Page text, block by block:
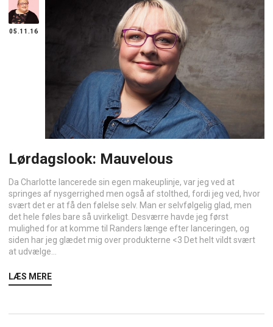
05.11.16
Lørdagslook: Mauvelous
Da Charlotte lancerede sin egen makeuplinje, var jeg ved at
springes af nysgerrighed men også af stolthed, fordi jeg ved, hvor
svært det er at få den følelse selv. Man er selvfølgelig glad, men
det hele føles bare så uvirkeligt. Desværre havde jeg først
mulighed for at komme til Randers længe efter lanceringen, og
siden har jeg glædet mig over produkterne <3 Det helt vildt svært
at udvælge...
LÆS MERE